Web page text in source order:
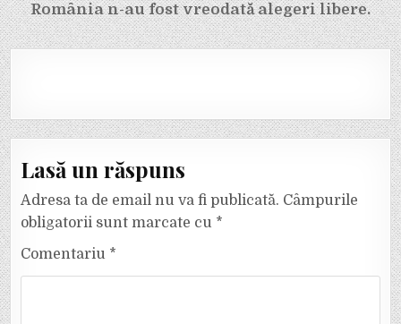
România n-au fost vreodată alegeri libere.
Lasă un răspuns
Adresa ta de email nu va fi publicată. Câmpurile
obligatorii sunt marcate cu *
Comentariu *